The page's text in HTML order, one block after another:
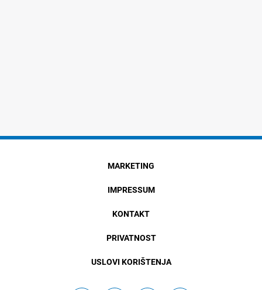
MARKETING
IMPRESSUM
KONTAKT
PRIVATNOST
USLOVI KORIŠTENJA